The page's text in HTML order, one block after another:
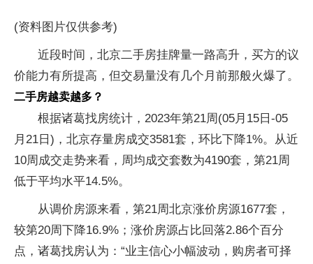
(资料图片仅供参考)
近段时间，北京二手房挂牌量一路高升，买方的议
价能力有所提高，但交易量没有几个月前那般火爆了。
二手房越卖越多？
根据诸葛找房统计，2023年第21周(05月15日-05
月21日)，北京存量房成交3581套，环比下降1%。从近
10周成交走势来看，周均成交套数为4190套，第21周
低于平均水平14.5%。
从调价房源来看，第21周北京涨价房源1677套，
较第20周下降16.9%；涨价房源占比回落2.86个百分
点，诸葛找房认为：“业主信心小幅波动，购房者可择